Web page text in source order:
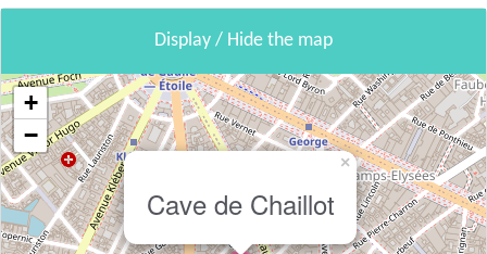
Display / Hide the map
Cave de Chaillot
×
+
−